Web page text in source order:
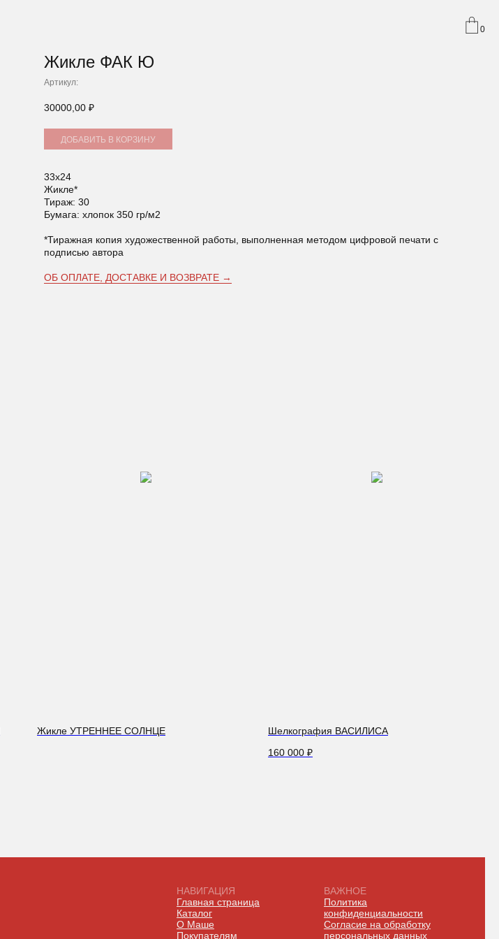
0
Жикле ФАК Ю
Артикул:
30000,00 ₽
ДОБАВИТЬ В КОРЗИНУ
33х24
Жикле*
Тираж: 30
Бумага: хлопок 350 гр/м2
*Тиражная копия художественной работы, выполненная методом цифровой печати с
подписью автора
ОБ ОПЛАТЕ, ДОСТАВКЕ И ВОЗВРАТЕ →
Жикле УТРЕННЕЕ СОЛНЦЕ
Шелкография ВАСИЛИСА
160 000 ₽
НАВИГАЦИЯ
Главная страница
Каталог
О Маше
Покупателям
ВАЖНОЕ
Политика
конфиденциальности
Согласие на обработку
персональных данных